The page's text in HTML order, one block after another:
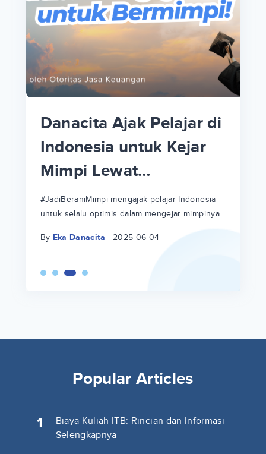
Danacita Ajak Pelajar di
Indonesia untuk Kejar
Mimpi Lewat
#JadiBeraniMimpi
#JadiBeraniMimpi mengajak pelajar Indonesia
untuk selalu optimis dalam mengejar mimpinya
By Eka Danacita 2025-06-04
Popular Articles
1
Biaya Kuliah ITB: Rincian dan Informasi
Selengkapnya